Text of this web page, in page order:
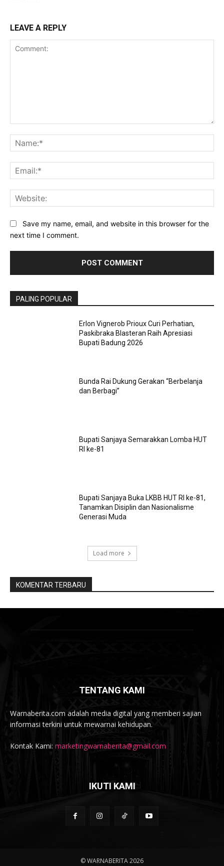
LEAVE A REPLY
Save my name, email, and website in this browser for the
next time I comment.
PALING POPULAR
Erlon Vignerob Prioux Curi Perhatian,
Paskibraka Blasteran Raih Apresiasi
Bupati Badung 2026
Bunda Rai Dukung Gerakan “Berbelanja
dan Berbagi”
Bupati Sanjaya Semarakkan Lomba HUT
RI ke-81
Bupati Sanjaya Buka LKBB HUT RI ke-81,
Tanamkan Disiplin dan Nasionalisme
Generasi Muda
Load more
KOMENTAR TERBARU
TENTANG KAMI
Warnaberita.com adalah media digital yang memberi sajian
informasi terkini untuk mewarnai kehidupan.
Kontak Kami: marketingwarnaberita@gmail.com
IKUTI KAMI
© WARNABERITA 2026